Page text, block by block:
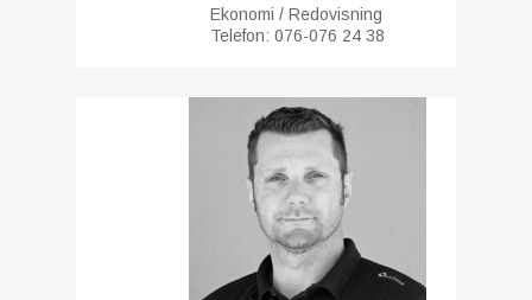
Ekonomi / Redovisning
Telefon: 076-076 24 38